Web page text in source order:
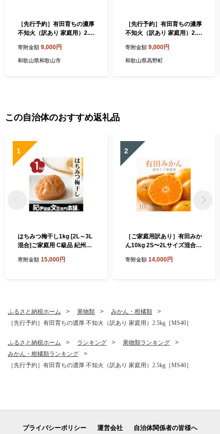
［先行予約］有田育ちの濃厚
不知火（訳あり 家庭用）2.5
寄附金額 9,000円
和歌山県和歌山市
［先行予約］有田育ちの濃厚
不知火（訳あり 家庭用）2.5
寄附金額 9,000円
和歌山県高野町
この自治体のおすすめ返礼品
1
はちみつ梅干し1kg [2L～3L
混合]ご家庭用 C級品 紀州南
衛門本舗 ［TC27］
寄附金額 15,000円
2
［ご家庭用訳あり］有田みか
ん10kg 2S〜2Lサイズ混合
寄附金額 14,000円
ふるさと納税ホーム 果物類
みかん・柑橘類
［先行予約］有田育ちの濃厚 不知火（訳あり 家庭用）2.5kg［MS40］
ふるさと納税ホーム ランキング
果物類ランキング
みかん・柑橘類ランキング
［先行予約］有田育ちの濃厚 不知火（訳あり 家庭用）2.5kg［MS40］
プライバシーポリシー 運営会社 自治体関係者の皆様へ